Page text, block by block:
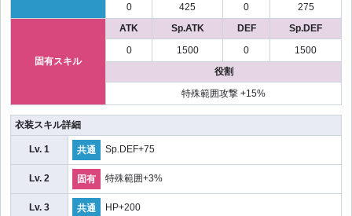
0
425 0 275
固有スキル
ATK Sp.ATK DEF
Sp.DEF
0
1500 0
1500
役割
特殊範囲攻撃 +15%
衣装スキル詳細
Lv. 1 共通 Sp.DEF+75
Lv. 2 固有 特殊範囲+3%
Lv. 3 共通 HP+200